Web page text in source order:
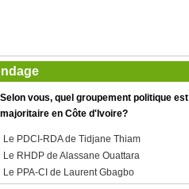
Selon vous, quel groupement politique est
majoritaire en Côte d'Ivoire?
Le PDCI-RDA de Tidjane Thiam
Le RHDP de Alassane Ouattara
Le PPA-CI de Laurent Gbagbo